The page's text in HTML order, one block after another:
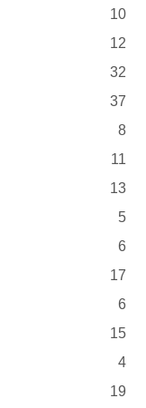
10
12
32
37
8
11
13
5
6
17
6
15
4
19